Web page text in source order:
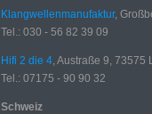
Klangwellenmanufaktur,
Tel.: 030 - 56 82 39 09
Hifi 2 die 4, Austraße 9, 73575
Tel.: 07175 - 90 90 32
Schweiz